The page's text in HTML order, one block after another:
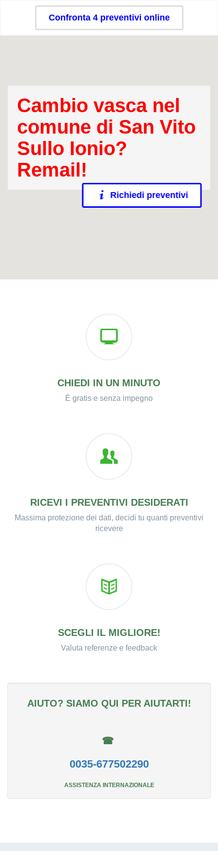
Confronta 4 preventivi online
Cambio vasca nel
comune di San Vito
Sullo Ionio?
Remail!
Richiedi preventivi
CHIEDI IN UN MINUTO
È gratis e senza impegno
RICEVI I PREVENTIVI DESIDERATI
Massima protezione dei dati, decidi tu quanti preventivi
ricevere
SCEGLI IL MIGLIORE!
Valuta referenze e feedback
AIUTO? SIAMO QUI PER AIUTARTI!
☎
0035-677502290
ASSISTENZA INTERNAZIONALE